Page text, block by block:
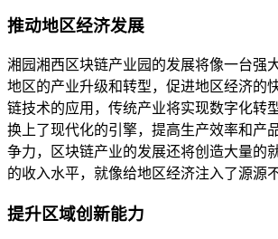
推动地区经济发展
湘园湘西区块链产业园的发展将像一台强
地区的产业升级和转型，促进地区经济的
链技术的应用，传统产业将实现数字化转
换上了现代化的引擎，提高生产效率和产
争力，区块链产业的发展还将创造大量的
的收入水平，就像给地区经济注入了源源
提升区域创新能力